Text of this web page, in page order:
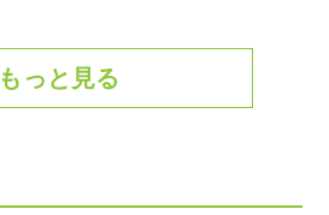
もっと見る